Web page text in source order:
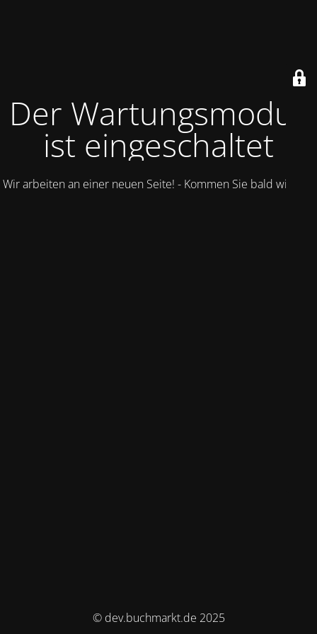
Der Wartungsmodus
ist eingeschaltet
Wir arbeiten an einer neuen Seite! - Kommen Sie bald wieder.
© dev.buchmarkt.de 2025